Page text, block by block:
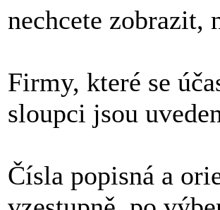
nechcete zobrazit,
Firmy, které se
sloupci jsou
Čísla popisná a